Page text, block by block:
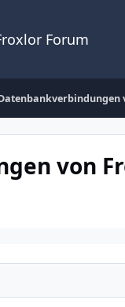
Forum
von